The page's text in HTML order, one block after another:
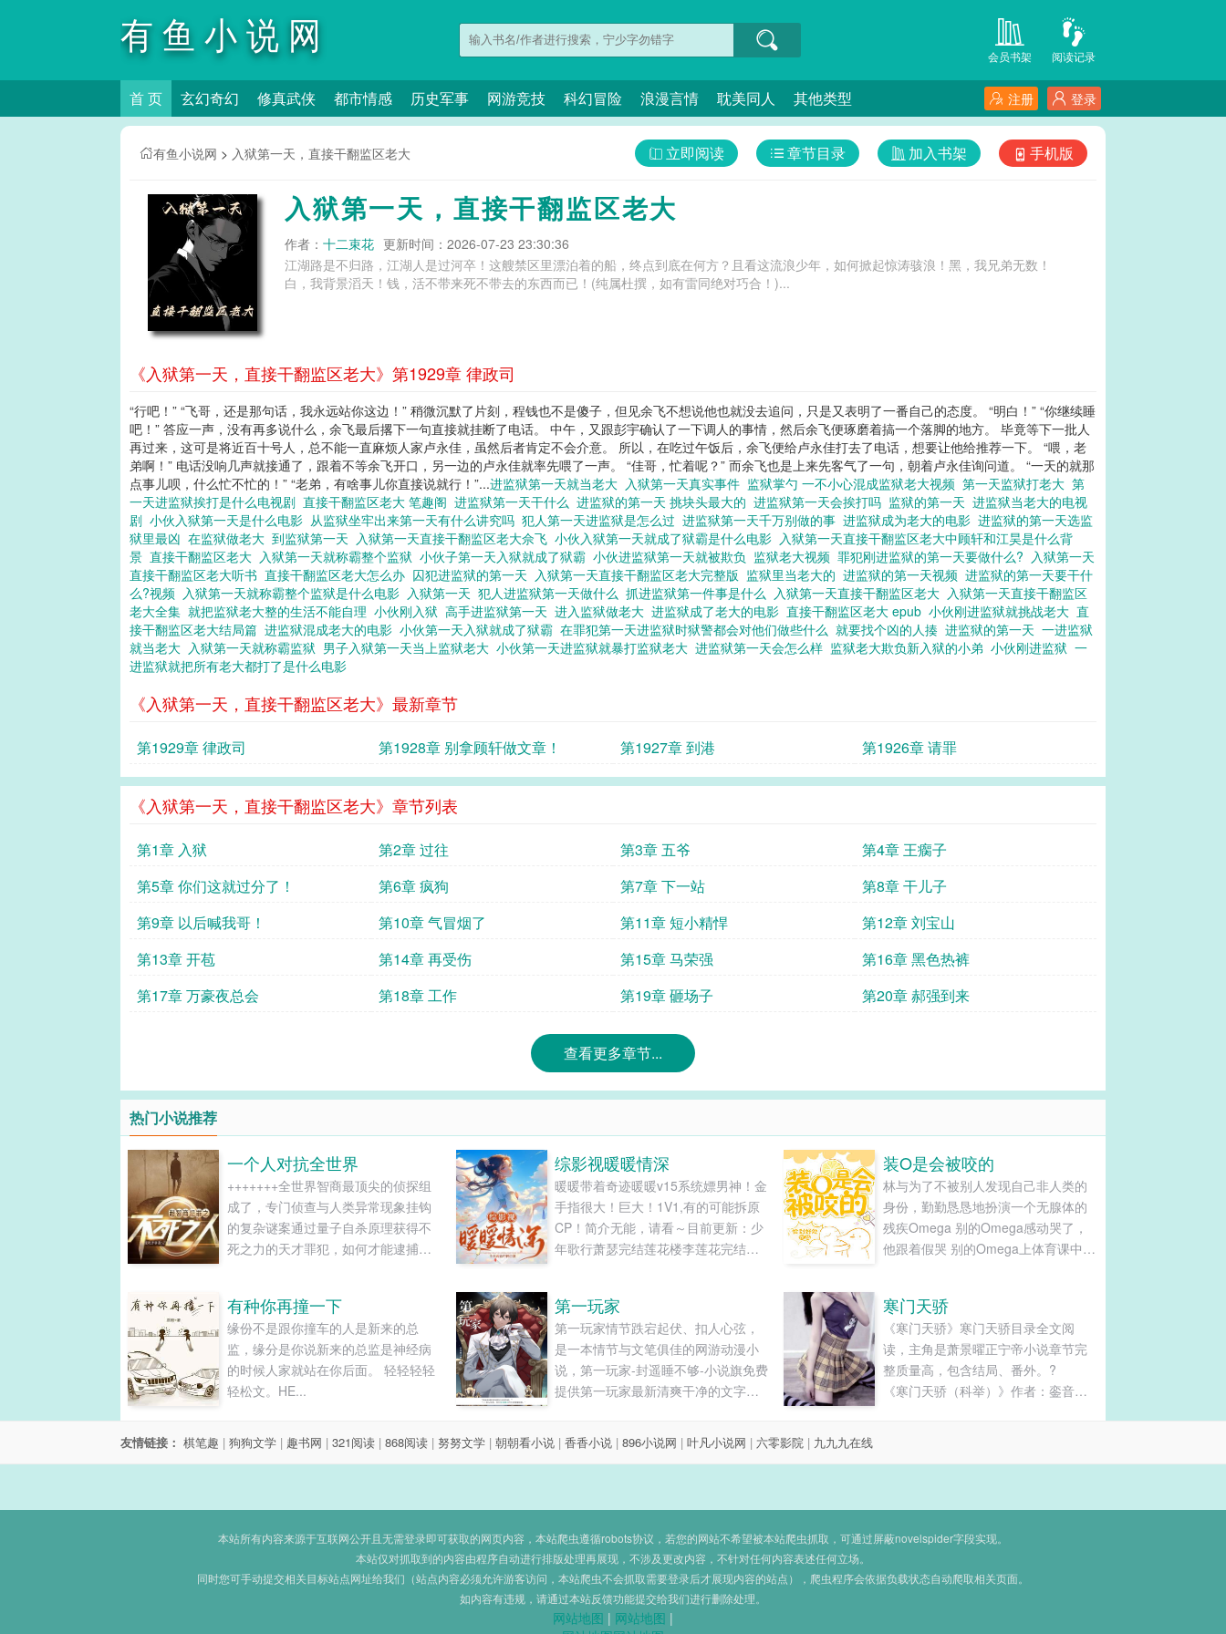
有鱼小说网 阅读记录
会员书架
首 页 玄幻奇幻 修真武侠 都市情感 历史军事 网游竞技 科幻冒险 浪漫言情 耽美同人 其他类型 登录
注册
有鱼小说网 > 入狱第一天，直接干翻监区老大 手机版
加入书架
章节目录
立即阅读
入狱第一天，直接干翻监区老大
作者： 十二束花 更新时间：2026-07-23 23:30:36
江湖路是不归路，江湖人是过河卒！这艘禁区里漂泊着的船，终点到底在何方？且看这流浪少年，如何掀起惊涛骇浪！黑，我兄弟无数！
白，我背景滔天！钱，活不带来死不带去的东西而已！(纯属杜撰，如有雷同绝对巧合！)...
《入狱第一天，直接干翻监区老大》第1929章 律政司
“行吧！” “飞哥，还是那句话，我永远站你这边！” 稍微沉默了片刻，程钱也不是傻子，但见余飞不想说他也就没去追问，只是又表明了一番自己的态度。 “明白！” “你继续睡
吧！” 答应一声，没有再多说什么，余飞最后撂下一句直接就挂断了电话。 中午，又跟彭宇确认了一下调人的事情，然后余飞便琢磨着搞一个落脚的地方。 毕竟等下一批人
再过来，这可是将近百十号人，总不能一直麻烦人家卢永佳，虽然后者肯定不会介意。 所以，在吃过午饭后，余飞便给卢永佳打去了电话，想要让他给推荐一下。 “喂，老
弟啊！” 电话没响几声就接通了，跟着不等余飞开口，另一边的卢永佳就率先喂了一声。 “佳哥，忙着呢？” 而余飞也是上来先客气了一句，朝着卢永佳询问道。 “一天的就那
点事儿呗，什么忙不忙的！” “老弟，有啥事儿你直接说就行！”...进监狱第一天就当老大 入狱第一天真实事件 监狱掌勺 一不小心混成监狱老大视频 第一天监狱打老大 第
一天进监狱挨打是什么电视剧 直接干翻监区老大 笔趣阁 进监狱第一天干什么 进监狱的第一天 挑块头最大的 进监狱第一天会挨打吗 监狱的第一天 进监狱当老大的电视
剧 小伙入狱第一天是什么电影 从监狱坐牢出来第一天有什么讲究吗 犯人第一天进监狱是怎么过 进监狱第一天千万别做的事 进监狱成为老大的电影 进监狱的第一天选监
狱里最凶 在监狱做老大 到监狱第一天 入狱第一天直接干翻监区老大佘飞 小伙入狱第一天就成了狱霸是什么电影 入狱第一天直接干翻监区老大中顾轩和江昊是什么背
景 直接干翻监区老大 入狱第一天就称霸整个监狱 小伙子第一天入狱就成了狱霸 小伙进监狱第一天就被欺负 监狱老大视频 罪犯刚进监狱的第一天要做什么? 入狱第一天
直接干翻监区老大听书 直接干翻监区老大怎么办 囚犯进监狱的第一天 入狱第一天直接干翻监区老大完整版 监狱里当老大的 进监狱的第一天视频 进监狱的第一天要干什
么?视频 入狱第一天就称霸整个监狱是什么电影 入狱第一天 犯人进监狱第一天做什么 抓进监狱第一件事是什么 入狱第一天直接干翻监区老大 入狱第一天直接干翻监区
老大全集 就把监狱老大整的生活不能自理 小伙刚入狱 高手进监狱第一天 进入监狱做老大 进监狱成了老大的电影 直接干翻监区老大 epub 小伙刚进监狱就挑战老大 直
接干翻监区老大结局篇 进监狱混成老大的电影 小伙第一天入狱就成了狱霸 在罪犯第一天进监狱时狱警都会对他们做些什么 就要找个凶的人揍 进监狱的第一天 一进监狱
就当老大 入狱第一天就称霸监狱 男子入狱第一天当上监狱老大 小伙第一天进监狱就暴打监狱老大 进监狱第一天会怎么样 监狱老大欺负新入狱的小弟 小伙刚进监狱 一
进监狱就把所有老大都打了是什么电影
《入狱第一天，直接干翻监区老大》最新章节
第1929章 律政司 第1928章 别拿顾轩做文章！ 第1927章 到港 第1926章 请罪
《入狱第一天，直接干翻监区老大》章节列表
第1章 入狱 第2章 过往 第3章 五爷
第4章 王瘸子
第5章 你们这就过分了！
第6章 疯狗 第7章 下一站
第8章 干儿子
第9章 以后喊我哥！
第10章 气冒烟了 第11章 短小精悍
第12章 刘宝山
第13章 开苞
第14章 再受伤 第15章 马荣强
第16章 黑色热裤
第17章 万豪夜总会
第18章 工作 第19章 砸场子 第20章 郝强到来
查看更多章节...
热门小说推荐
一个人对抗全世界
+++++++全世界智商最顶尖的侦探组
成了，专门侦查与人类异常现象挂钩
的复杂谜案通过量子自杀原理获得不
死之力的天才罪犯，如何才能逮捕？
来能力的神秘黑手，如何才能逮捕归
案？能够操控事故概率的幕后圣子，
如何才能让其伏法？唯智者胜，唯谋
者赢。且看天才侦探与天才......
综影视暖暖情深
暖暖带着奇迹暖暖v15系统嫖男神！金
手指很大！巨大！1V1,有的可能拆原
CP！简介无能，请看～目前更新：少
年歌行萧瑟完结莲花楼李莲花完结女
历后续更新云之羽南风知我意少年白
马醉春风白夜追凶、白夜破晓—韩彬
更新ing～有匪、一念关山、山河令、
长风渡、大梦归......
装O是会被咬的
林与为了不被别人发现自己非人类的
身份，勤勤恳恳地扮演一个无腺体的
残疾Omega 别的Omega感动哭了，
他跟着假哭 别的Omega上体育课中
对了呢？他脖子后面这是个啥？！身
体怎么越来越热了？！ 校草段辞人帅
腿长家世好，偏偏有厌O症，全校没一
个Omega敢往他跟前凑，直到班里转
来一个小可怜。 他逗着逗着就忍不住
有种你再撞一下
缘份不是跟你撞车的人是新来的总
监，缘分是你说新来的总监是神经病
的时候人家就站在你后面。 轻轻轻轻
轻松文。HE...
第一玩家
第一玩家情节跌宕起伏、扣人心弦，
是一本情节与文笔俱佳的网游动漫小
说，第一玩家-封遥睡不够-小说旗免费
提供第一玩家最新清爽干净的文字章
寒门天骄
《寒门天骄》寒门天骄目录全文阅
读，主角是萧景曜正宁帝小说章节完
整质量高，包含结局、番外。?
《寒门天骄（科举）》作者：銮音文
萧景曜：？貌似有亿点点不妙。萧家
败家子，家业一...
友情链接： 棋笔趣 | 狗狗文学 | 趣书网 | 321阅读 | 868阅读 | 努努文学 | 朝朝看小说 | 香香小说 | 896小说网 | 叶凡小说网 | 六零影院 | 九九九在线
本站所有内容来源于互联网公开且无需登录即可获取的网页内容，本站爬虫遵循robots协议，若您的网站不希望被本站爬虫抓取，可通过屏蔽novelspider字段实现。
本站仅对抓取到的内容由程序自动进行排版处理再展现，不涉及更改内容，不针对任何内容表述任何立场。
同时您可手动提交相关目标站点网址给我们（站点内容必须允许游客访问，本站爬虫不会抓取需要登录后才展现内容的站点），爬虫程序会依据负载状态自动爬取相关页面。
如内容有违规，请通过本站反馈功能提交给我们进行删除处理。
网站地图 | 网站地图 |